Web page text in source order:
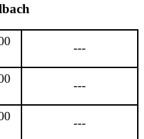
---
---
---